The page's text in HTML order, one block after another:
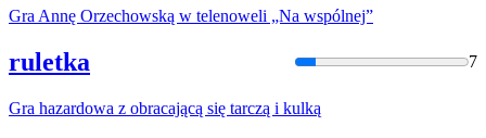
Gra Annę Orzechowską w telenoweli „Na wspólnej”
ruletka 7
Gra hazardowa z obracającą się tarczą i kulką